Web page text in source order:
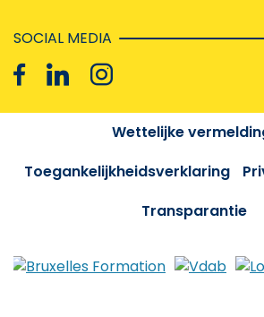
SOCIAL MEDIA
Wettelijke
Toegankelijkheidsverklaring
Transparantie